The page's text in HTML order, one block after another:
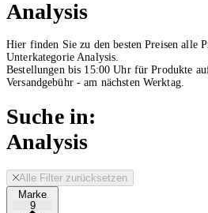
Analysis
Hier finden Sie zu den besten Preisen alle
Unterkategorie Analysis.
Bestellungen bis 15:00 Uhr für Produkte
Versandgebühr - am nächsten Werktag.
Suche in:
Analysis
Alle Filter zurücksetzen
Marke
9